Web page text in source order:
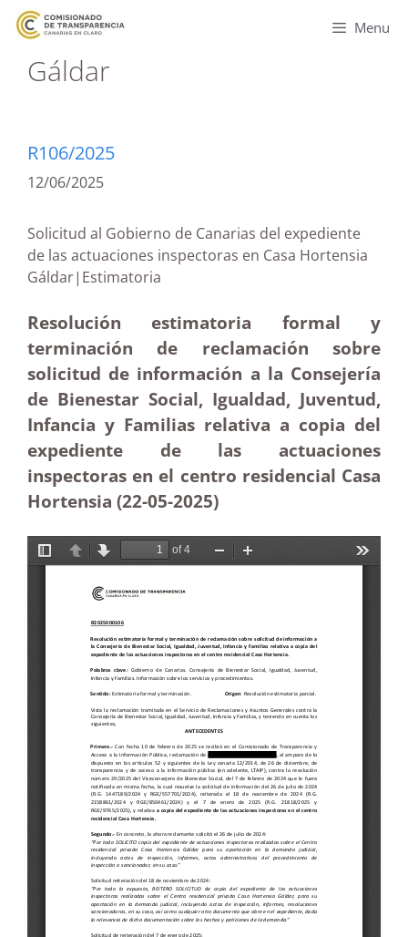
Menu
Gáldar
R106/2025
12/06/2025
Solicitud al Gobierno de Canarias del expediente
de las actuaciones inspectoras en Casa Hortensia
Gáldar|Estimatoria
Resolución estimatoria formal y
terminación de reclamación sobre
solicitud de información a la Consejería
de Bienestar Social, Igualdad, Juventud,
Infancia y Familias relativa a copia del
expediente de las actuaciones
inspectoras en el centro residencial Casa
Hortensia (22-05-2025)